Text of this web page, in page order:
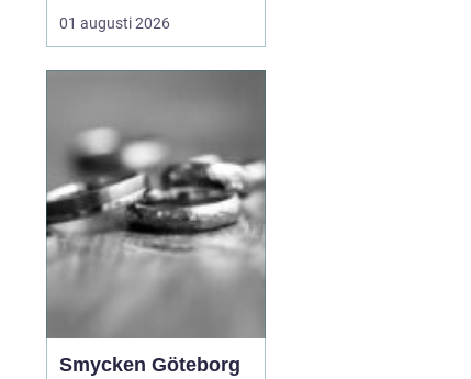
andra vattenväxter, ökar
också behovet av
praktiska lösningarna är
vass...
01 augusti 2026
Smycken Göteborg